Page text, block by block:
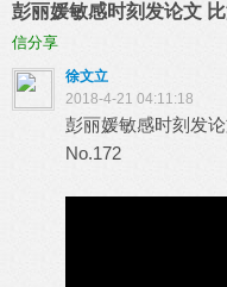
彭丽媛敏感时刻发论文
信分享
徐文立
2018-4-21 04:11:18
彭丽媛敏感时刻发
No.172